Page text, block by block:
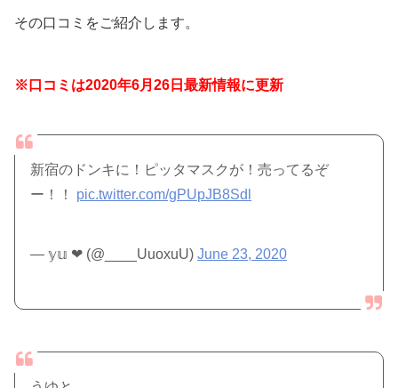
その口コミをご紹介します。
※口コミは2020年6月26日最新情報に更新
新宿のドンキに！ピッタマスクが！売ってるぞ
ー！！ pic.twitter.com/gPUpJB8Sdl
— 𝕪𝕦 ❤︎ (@____UuoxuU)June 23, 2020